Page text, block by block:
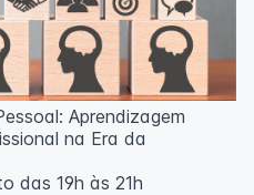
Aprendizagem
na Era da
das 19h às 21h